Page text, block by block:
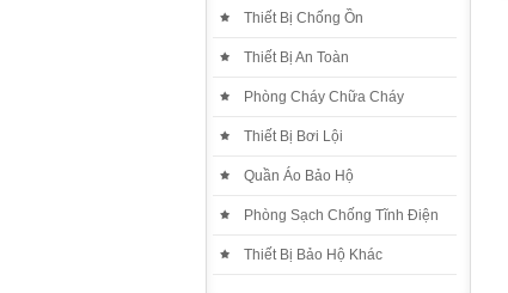
Thiết Bị Chống Ồn
Thiết Bị An Toàn
Phòng Cháy Chữa Cháy
Thiết Bị Bơi Lội
Quần Áo Bảo Hộ
Phòng Sạch Chống Tĩnh Điện
Thiết Bị Bảo Hộ Khác